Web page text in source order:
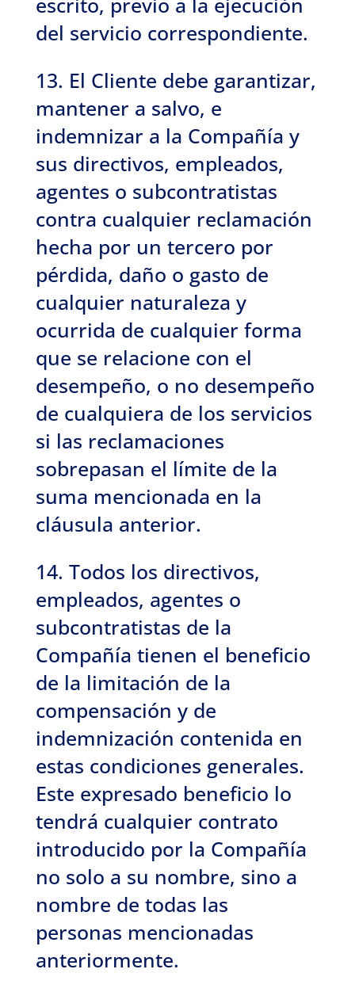
del servicio correspondiente.
13. El Cliente debe garantizar,
mantener a salvo, e
indemnizar a la Compañía y
sus directivos, empleados,
agentes o subcontratistas
contra cualquier reclamación
hecha por un tercero por
pérdida, daño o gasto de
cualquier naturaleza y
ocurrida de cualquier forma
que se relacione con el
desempeño, o no desempeño
de cualquiera de los servicios
si las reclamaciones
sobrepasan el límite de la
suma mencionada en la
cláusula anterior.
14. Todos los directivos,
empleados, agentes o
subcontratistas de la
Compañía tienen el beneficio
de la limitación de la
compensación y de
indemnización contenida en
estas condiciones generales.
Este expresado beneficio lo
tendrá cualquier contrato
introducido por la Compañía
no solo a su nombre, sino a
nombre de todas las
personas mencionadas
anteriormente.